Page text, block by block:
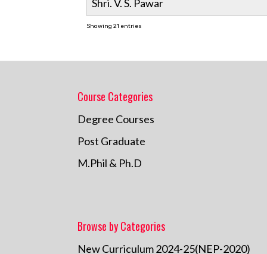
Shri. V. S. Pawar
Showing 21 entries
Course Categories
Degree Courses
Post Graduate
M.Phil & Ph.D
Browse by Categories
New Curriculum 2024-25(NEP-2020)